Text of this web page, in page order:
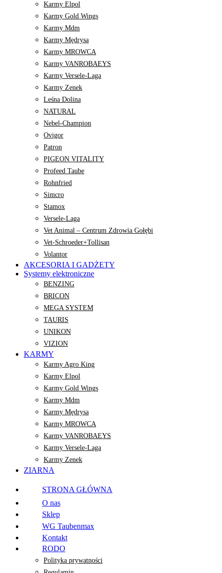
Karmy Elpol
Karmy Gold Wings
Karmy Mdm
Karmy Mędrysa
Karmy MROWCA
Karmy VANROBAEYS
Karmy Versele-Laga
Karmy Zenek
Leśna Dolina
NATURAL
Nebel-Champion
Ovigor
Patron
PIGEON VITALITY
Profeed Taube
Rohnfried
Simcro
Stamox
Versele-Laga
Vet Animal – Centrum Zdrowia Gołębi
Vet-Schroeder+Tollisan
Volantor
AKCESORIA I GADŻETY
Systemy elektroniczne
BENZING
BRICON
MEGA SYSTEM
TAURIS
UNIKON
VIZION
KARMY
Karmy Agro King
Karmy Elpol
Karmy Gold Wings
Karmy Mdm
Karmy Mędrysa
Karmy MROWCA
Karmy VANROBAEYS
Karmy Versele-Laga
Karmy Zenek
ZIARNA
STRONA GŁÓWNA
O nas
Sklep
WG Taubenmax
Kontakt
RODO
Polityka prywatności